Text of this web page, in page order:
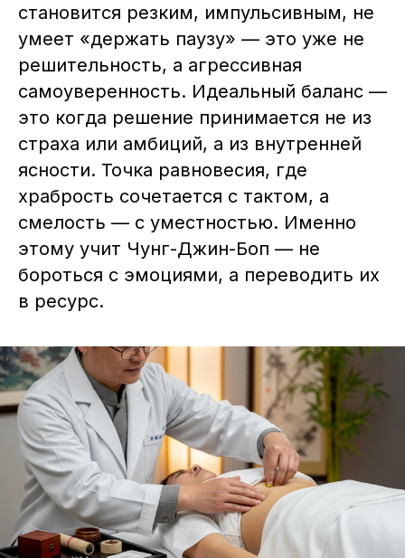
становится резким, импульсивным, не
умеет «держать паузу» — это уже не
решительность, а агрессивная
самоуверенность. Идеальный баланс —
это когда решение принимается не из
страха или амбиций, а из внутренней
ясности. Точка равновесия, где
храбрость сочетается с тактом, а
смелость — с уместностью. Именно
этому учит Чунг-Джин-Боп — не
бороться с эмоциями, а переводить их
в ресурс.